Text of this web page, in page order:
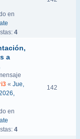
en
4
a
« Jue,
en
4
142